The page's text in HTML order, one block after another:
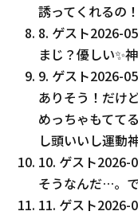
誘ってくれるの！
8. ゲスト2026-
まじ？優しい✨
9. ゲスト2026-
ありそう！だけ
めっちゃもてて
し頭いいし運動
10. ゲスト2026-
そうなんだ…。
11. ゲスト2026-